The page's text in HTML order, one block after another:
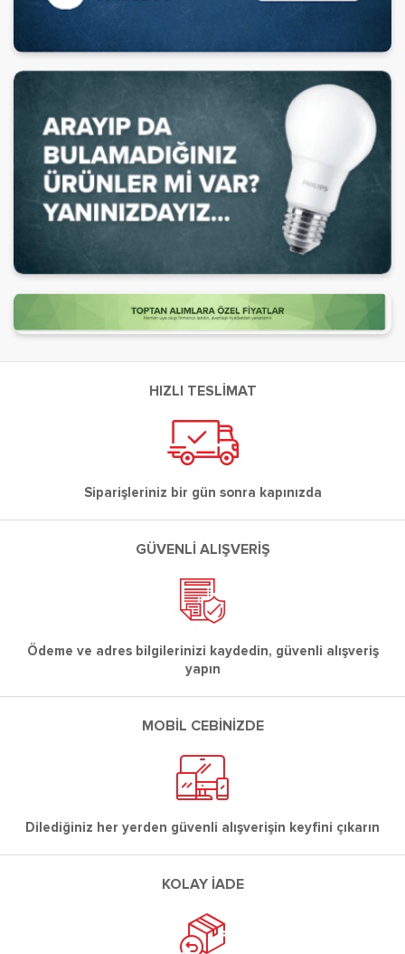
HIZLI TESLİMAT
Siparişleriniz bir gün sonra kapınızda
GÜVENLİ ALIŞVERİŞ
Ödeme ve adres bilgilerinizi kaydedin, güvenli alışveriş
yapın
MOBİL CEBİNİZDE
Dilediğiniz her yerden güvenli alışverişin keyfini çıkarın
KOLAY İADE